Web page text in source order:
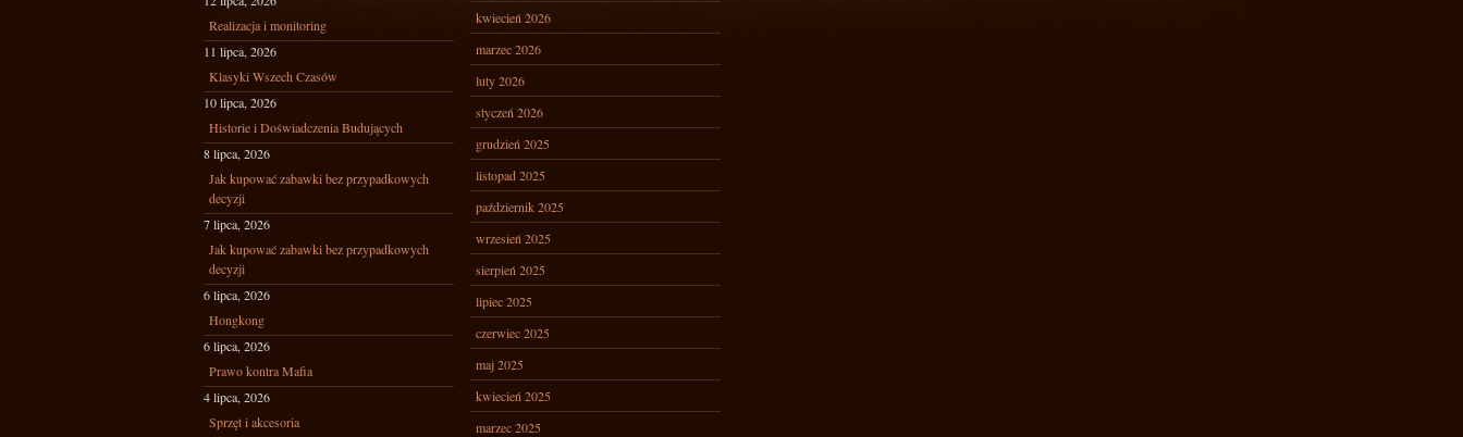
Realizacja i monitoring
11 lipca, 2026
Klasyki Wszech Czasów
10 lipca, 2026
Historie i Doświadczenia Budujących
8 lipca, 2026
Jak kupować zabawki bez przypadkowych
decyzji
7 lipca, 2026
Jak kupować zabawki bez przypadkowych
decyzji
6 lipca, 2026
Hongkong
6 lipca, 2026
Prawo kontra Mafia
4 lipca, 2026
Sprzęt i akcesoria
kwiecień 2026
marzec 2026
luty 2026
styczeń 2026
grudzień 2025
listopad 2025
październik 2025
wrzesień 2025
sierpień 2025
lipiec 2025
czerwiec 2025
maj 2025
kwiecień 2025
marzec 2025